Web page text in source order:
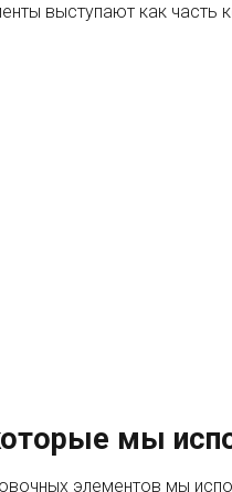
выступают как часть
мы
элементов мы